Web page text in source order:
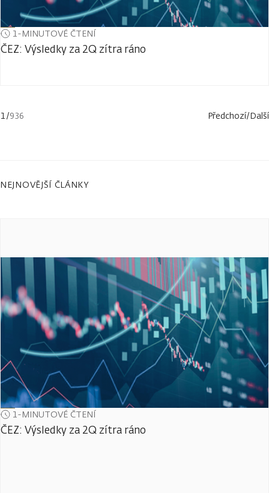
1-MINUTOVÉ ČTENÍ
ČEZ: Výsledky za 2Q zítra ráno
1/936 Předchozí/Další
NEJNOVĚJŠÍ ČLÁNKY
1-MINUTOVÉ ČTENÍ
ČEZ: Výsledky za 2Q zítra ráno